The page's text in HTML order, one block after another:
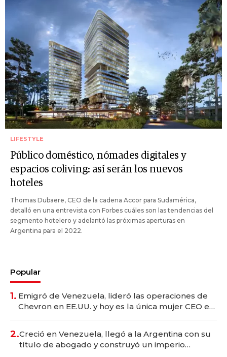
LIFESTYLE
Público doméstico, nómades digitales y
espacios coliving: así serán los nuevos
hoteles
Thomas Dubaere, CEO de la cadena Accor para Sudamérica,
detalló en una entrevista con Forbes cuáles son las tendencias del
segmento hotelero y adelantó las próximas aperturas en
Argentina para el 2022.
Popular
1. Emigró de Venezuela, lideró las operaciones de
Chevron en EE.UU. y hoy es la única mujer CEO en
2.Creció en Venezuela, llegó a la Argentina con su
título de abogado y construyó un imperio